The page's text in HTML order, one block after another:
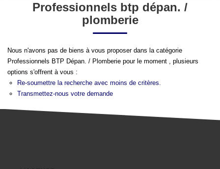
NOS OUTILS
CONTACT
Surface min
Plus de critères Créer une alerte
Professionnels btp dépan. /
plomberie
Nous n'avons pas de biens à vous proposer dans la catégorie
Professionnels BTP Dépan. / Plomberie pour le moment , plusieurs
options s'offrent à vous :
Re-soumettre la recherche avec moins de critères.
Transmettez-nous votre demande